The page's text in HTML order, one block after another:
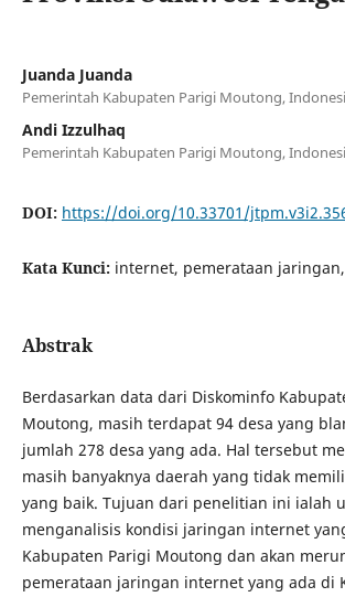
Juanda Juanda
Pemerintah Kabupaten Parigi Moutong,
Andi Izzulhaq
Pemerintah Kabupaten Parigi Moutong,
DOI: https://doi.org/10.33701/
Kata Kunci: internet, pemerataan
Abstrak
Berdasarkan data dari Diskominfo
Moutong, masih terdapat 94 desa yang
jumlah 278 desa yang ada. Hal tersebut
masih banyaknya daerah yang tidak
yang baik. Tujuan dari penelitian ini ialah
menganalisis kondisi jaringan internet
Kabupaten Parigi Moutong dan akan
pemerataan jaringan internet yang ada di